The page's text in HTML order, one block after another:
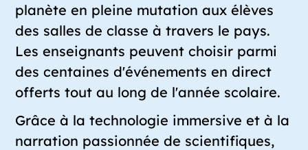
planète en pleine mutation aux élèves
des salles de classe à travers le pays.
Les enseignants peuvent choisir parmi
des centaines d'événements en direct
offerts tout au long de l'année scolaire.
Grâce à la technologie immersive et à la
narration passionnée de scientifiques,